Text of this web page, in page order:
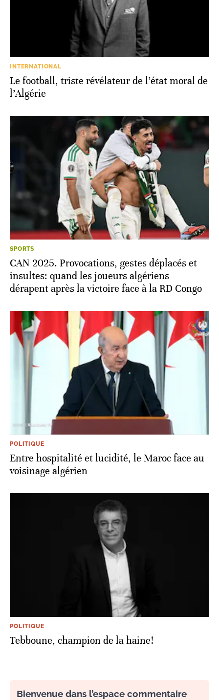
INTERNATIONAL
Le football, triste révélateur de l’état moral de
l’Algérie
SPORTS
CAN 2025. Provocations, gestes déplacés et
insultes: quand les joueurs algériens
dérapent après la victoire face à la RD Congo
POLITIQUE
Entre hospitalité et lucidité, le Maroc face au
voisinage algérien
POLITIQUE
Tebboune, champion de la haine!
Bienvenue dans l’espace commentaire